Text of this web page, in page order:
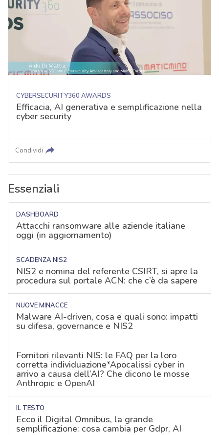
CYBERSECURITY360 AWARDS
Efficacia, AI generativa e semplificazione nella
cyber security
Condividi
Essenziali
DASHBOARD
Attacchi ransomware alle aziende italiane
oggi (in aggiornamento)
SCADENZA NIS2
NIS2 e nomina del referente CSIRT, si apre la
procedura sul portale ACN: che c’è da sapere
NUOVE MINACCE
Malware AI-driven, cosa e quali sono: impatti
su difesa, governance e NIS2
Fornitori rilevanti NIS: le FAQ per la loro
corretta individuazione*Apocalissi cyber in
arrivo a causa dell’AI? Che dicono le mosse
Anthropic e OpenAI
IL TESTO
Ecco il Digital Omnibus, la grande
semplificazione: cosa cambia per Gdpr, AI